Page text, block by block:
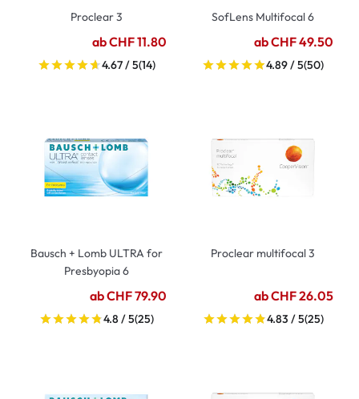
Proclear 3
ab CHF 11.80
4.67 / 5(14)
SofLens Multifocal 6
ab CHF 49.50
4.89 / 5(50)
Bausch + Lomb ULTRA for
Presbyopia 6
ab CHF 79.90
4.8 / 5(25)
Proclear multifocal 3
ab CHF 26.05
4.83 / 5(25)